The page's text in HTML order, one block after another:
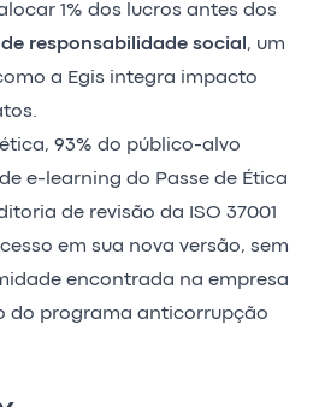
1% dos lucros antes dos
responsabilidade social , um
a Egis integra impacto
93% do público-alvo
e-learning do Passe de Ética
de revisão da
ISO 37001
em sua nova versão, sem
encontrada na empresa
do programa anticorrupção